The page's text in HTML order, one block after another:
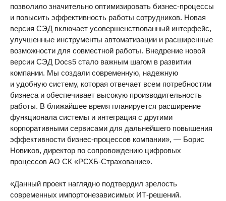
позволило значительно оптимизировать бизнес-процессы
и повысить эффективность работы сотрудников. Новая
версия СЭД включает усовершенствованный интерфейс,
улучшенные инструменты автоматизации и расширенные
возможности для совместной работы. Внедрение новой
версии СЭД Docs5 стало важным шагом в развитии
компании. Мы создали современную, надежную
и удобную систему, которая отвечает всем потребностям
бизнеса и обеспечивает высокую производительность
работы. В ближайшее время планируется расширение
функционала системы и интеграция с другими
корпоративными сервисами для дальнейшего повышения
эффективности бизнес-процессов компании», — Борис
Новиков, директор по сопровождению цифровых
процессов АО СК «РСХБ-Страхование».
«Данный проект наглядно подтвердил зрелость
современных импортонезависимых ИТ-решений.